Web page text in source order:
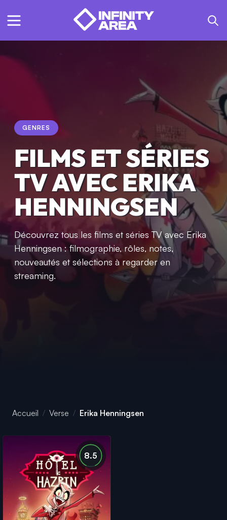
GENRES
FILMS ET SÉRIES
TV AVEC ERIKA
HENNINGSEN
Découvrez tous les films et séries TV avec Erika
Henningsen : filmographie, rôles, notes,
nouveautés et sélections à regarder en
streaming.
Accueil Verse Erika Henningsen
8.5